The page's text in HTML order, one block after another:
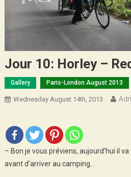
Jour 10: Horley –
Gallery Paris-London August 2013
Wednesday August 14th, 2013
– Bon je vous préviens, aujourd’hui il
avant d’arriver au camping…